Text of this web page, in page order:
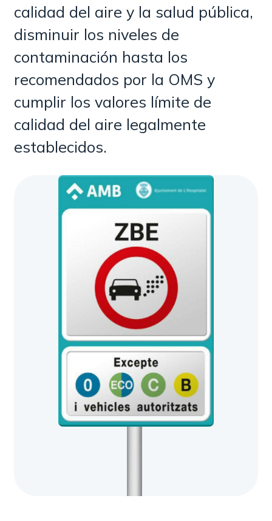
calidad del aire y la salud pública,
disminuir los niveles de
contaminación hasta los
recomendados por la OMS y
cumplir los valores límite de
calidad del aire legalmente
establecidos.